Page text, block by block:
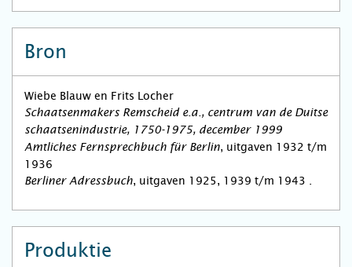
Bron
Wiebe Blauw en Frits Locher
Schaatsenmakers Remscheid e.a., centrum van de Duitse
schaatsenindustrie, 1750-1975, december 1999
Amtliches Fernsprechbuch für Berlin, uitgaven 1932 t/m
1936
Berliner Adressbuch, uitgaven 1925, 1939 t/m 1943 .
Produktie